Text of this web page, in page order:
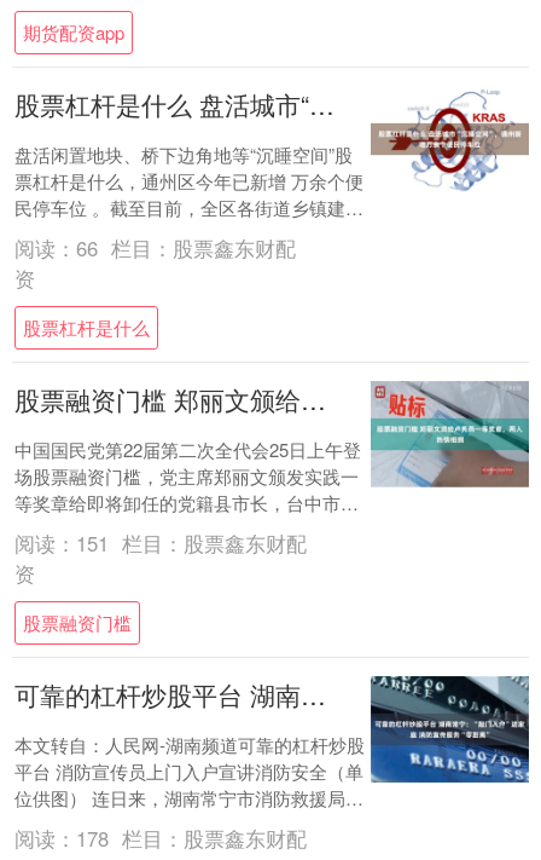
期货配资app
股票杠杆是什么 盘活城市“沉睡空间”，通州新增万余个便民停车位
盘活闲置地块、桥下边角地等“沉睡空间”股
票杠杆是什么，通州区今年已新增 万余个便
民停车位 。截至目前，全区各街道乡镇建成
投用98座停车场，新增停车位超1万个，
另....
阅读： 66 栏目： 股票鑫东财配
资
股票杠杆是什么
股票融资门槛 郑丽文颁给卢秀燕一等奖章，两人热情相拥
中国国民党第22届第二次全代会25日上午登
场股票融资门槛，党主席郑丽文颁发实践一
等奖章给即将卸任的党籍县市长，台中市长
卢秀燕上台时，受到现场热烈欢呼，郑也和
卢两....
阅读： 151 栏目： 股票鑫东财配
资
股票融资门槛
可靠的杠杆炒股平台 湖南常宁：“敲门入户”进家庭 消防宣传服务“零距离”
本文转自：人民网-湖南频道可靠的杠杆炒股
平台 消防宣传员上门入户宣讲消防安全（单
位供图） 连日来，湖南常宁市消防救援局组
织消防宣传员深入辖区老旧小区、居民楼
院，....
阅读： 178 栏目： 股票鑫东财配